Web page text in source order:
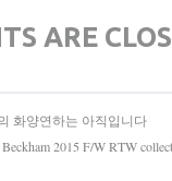
ARE
화양연하는 아직입니다
2015 F/W RTW